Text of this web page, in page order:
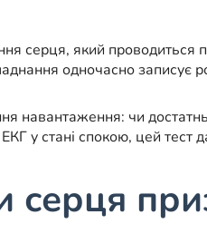
який проводиться
одночасно записує
навантаження: чи
у стані спокою, цей
серця